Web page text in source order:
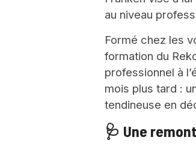
au niveau
Formé chez les
formation du
professionnel à
mois plus tard :
tendineuse en
🩺 Une